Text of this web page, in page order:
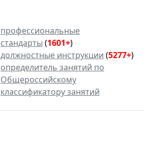
профессиональные
стандарты (1601+)
должностные инструкции (5277+)
определитель занятий по
Общероссийскому
классификатору занятий